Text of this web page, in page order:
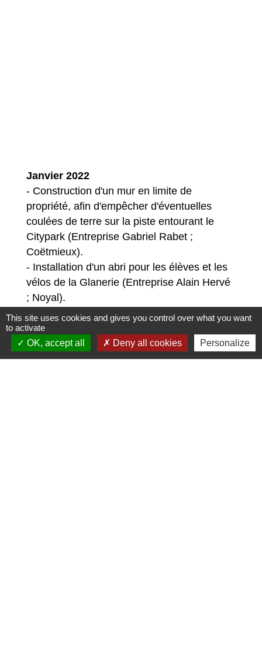
Janvier 2022
- Construction d'un mur en limite de
propriété, afin d'empêcher d'éventuelles
coulées de terre sur la piste entourant le
Citypark (Entreprise Gabriel Rabet ;
Coëtmieux).
- Installation d'un abri pour les élèves et les
vélos de la Glanerie (Entreprise Alain Hervé
; Noyal).
This site uses cookies and gives you control over what you want
to activate
OK, accept all
Deny all cookies Personalize